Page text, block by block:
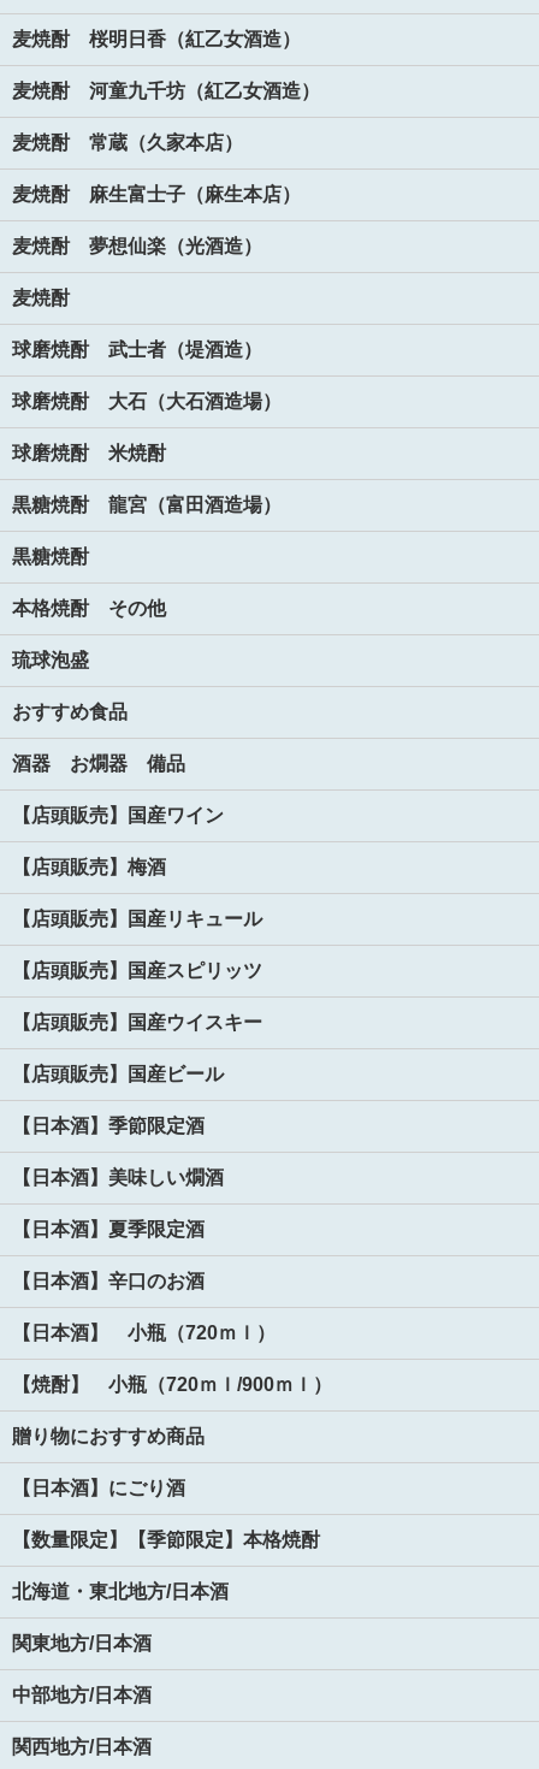
麦焼酎 桜明日香（紅乙女酒造）
麦焼酎 河童九千坊（紅乙女酒造）
麦焼酎 常蔵（久家本店）
麦焼酎 麻生富士子（麻生本店）
麦焼酎 夢想仙楽（光酒造）
麦焼酎
球磨焼酎 武士者（堤酒造）
球磨焼酎 大石（大石酒造場）
球磨焼酎 米焼酎
黒糖焼酎 龍宮（富田酒造場）
黒糖焼酎
本格焼酎 その他
琉球泡盛
おすすめ食品
酒器 お燗器 備品
【店頭販売】国産ワイン
【店頭販売】梅酒
【店頭販売】国産リキュール
【店頭販売】国産スピリッツ
【店頭販売】国産ウイスキー
【店頭販売】国産ビール
【日本酒】季節限定酒
【日本酒】美味しい燗酒
【日本酒】夏季限定酒
【日本酒】辛口のお酒
【日本酒】 小瓶（720ｍｌ）
【焼酎】 小瓶（720ｍｌ/900ｍｌ）
贈り物におすすめ商品
【日本酒】にごり酒
【数量限定】【季節限定】本格焼酎
北海道・東北地方/日本酒
関東地方/日本酒
中部地方/日本酒
関西地方/日本酒